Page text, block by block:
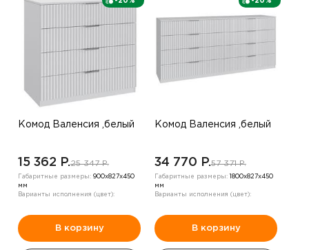
Комод Валенсия ,белый
15 362 P.25 347 P.
Габаритные размеры: 900х827х450
мм
Варианты исполнения (цвет):
В корзину
Комод Валенсия ,белый
34 770 P.57 371 P.
Габаритные размеры: 1800х827х450
мм
Варианты исполнения (цвет):
В корзину